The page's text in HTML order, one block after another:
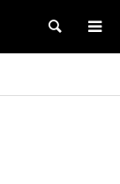
Search